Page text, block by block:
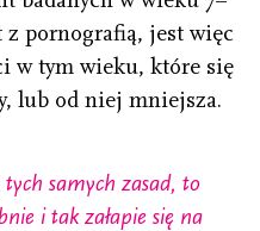
pornografią, jest więc
w tym wieku, które się
lub od niej mniejsza.
tych samych zasad, to
i tak załapie się na